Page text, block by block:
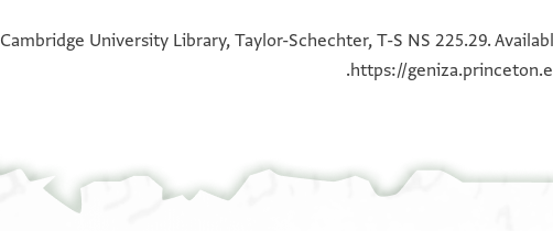
100%
100%
Cambridge University Library, Taylor-Schechter, T-S NS 225.29.
https://